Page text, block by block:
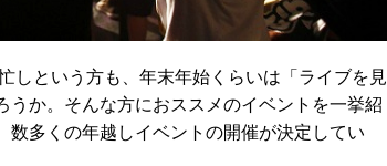
しという方も、年末年始くらいは「ライブを見
か。そんな方におススメのイベントを一挙紹
多くの年越しイベントの開催が決定してい